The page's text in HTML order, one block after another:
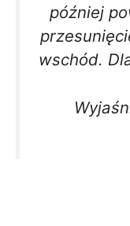
później
wschód.